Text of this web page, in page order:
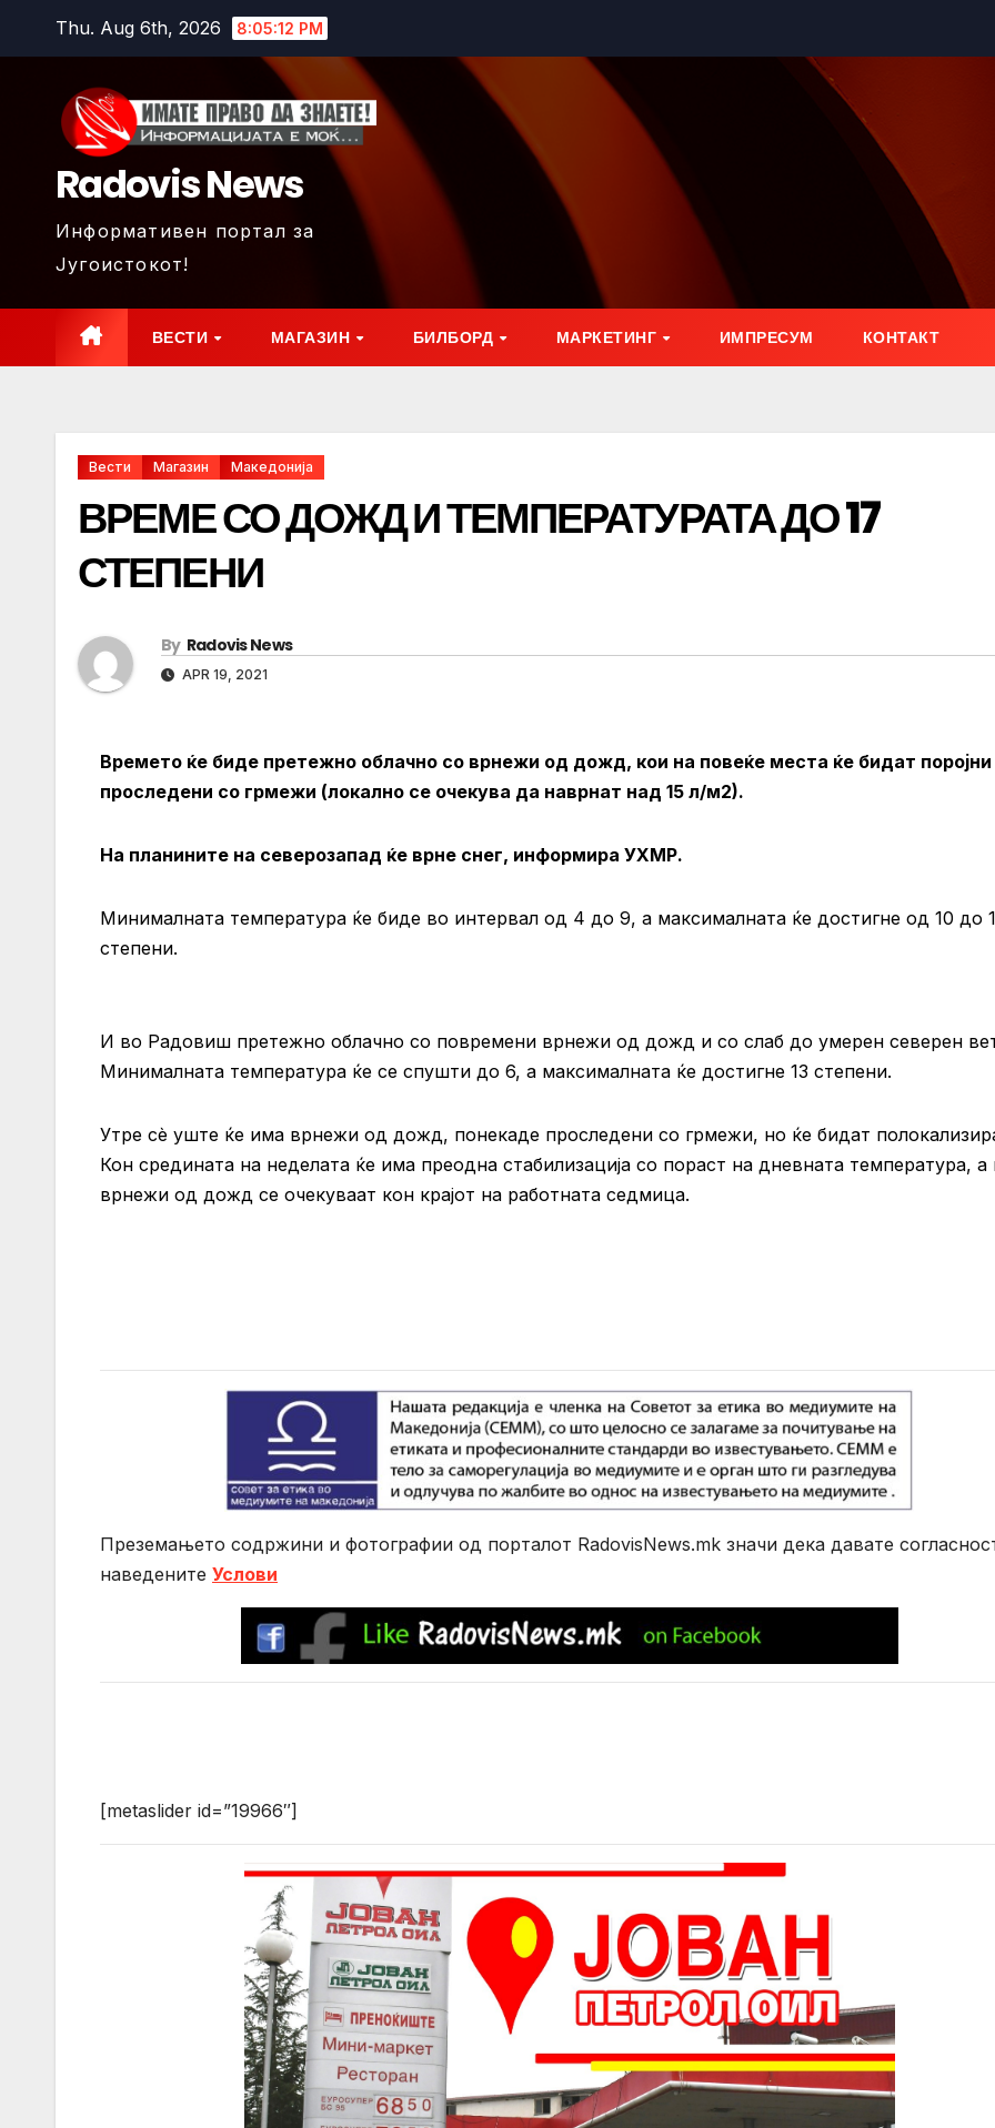
Thu. Aug 6th, 2026 8:05:13 PM
Radovis News
Информативен портал за
Југоистокот!
ВЕСТИ МАГАЗИН БИЛБОРД МАРКЕТИНГ ИМПРЕСУМ КОНТАКТ
Вести Магазин Македонија
ВРЕМЕ СО ДОЖД И ТЕМПЕРАТУРАТА ДО 17
СТЕПЕНИ
By Radovis News
APR 19, 2021
Времето ќе биде претежно облачно со врнежи од дожд, кои на повеќе места ќе бидат поројни
проследени со грмежи (локално се очекува да наврнат над 15 л/м2).
На планините на северозапад ќе врне снег, информира УХМР.
Минималната температура ќе биде во интервал од 4 до 9, а максималната ќе достигне од 10 до
степени.
И во Радовиш претежно облачно со повремени врнежи од дожд и со слаб до умерен северен
Минималната температура ќе се спушти до 6, а максималната ќе достигне 13 степени.
Утре сѐ уште ќе има врнежи од дожд, понекаде проследени со грмежи, но ќе бидат
Кон средината на неделата ќе има преодна стабилизација со пораст на дневната температура, а
врнежи од дожд се очекуваат кон крајот на работната седмица.
Преземањето содржини и фотографии од порталот RadovisNews.mk значи дека давате
нaведените Услови
[metaslider id=”19966″]